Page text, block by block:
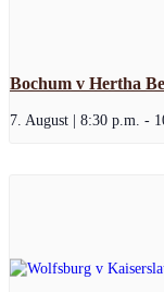
Bochum v Hertha
7. August | 8:30 p.m. -